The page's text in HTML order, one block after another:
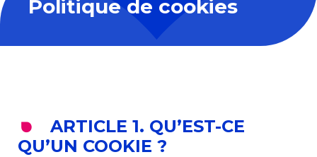
Politique de cookies
ARTICLE 1. QU’EST-CE
QU’UN COOKIE ?